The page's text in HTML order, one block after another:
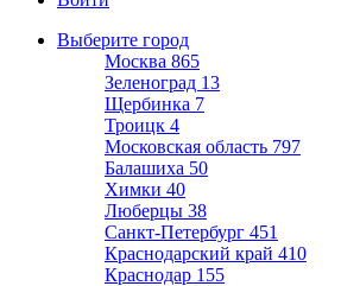
Выберите город
Москва 865
Зеленоград 13
Щербинка 7
Троицк 4
Московская область 797
Балашиха 50
Химки 40
Люберцы 38
Санкт-Петербург 451
Краснодарский край 410
Краснодар 155